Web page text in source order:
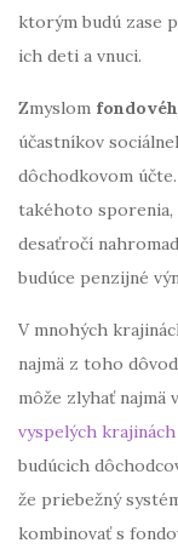
ktorým budú zase
ich deti a vnuci.
Zmyslom
účastníkov
dôchodkovom
takéhoto sporenia,
desaťročí
budúce penzijné
V mnohých
najmä z toho
môže zlyhať
vyspelých krajinách
budúcich
že priebežný
kombinovať s